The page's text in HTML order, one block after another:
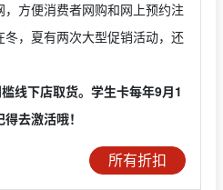
方便消费者网购和网上预约注
，夏有两次大型促销活动，还
线下店取货。学生卡每年9月1
去激活哦！
所有折扣